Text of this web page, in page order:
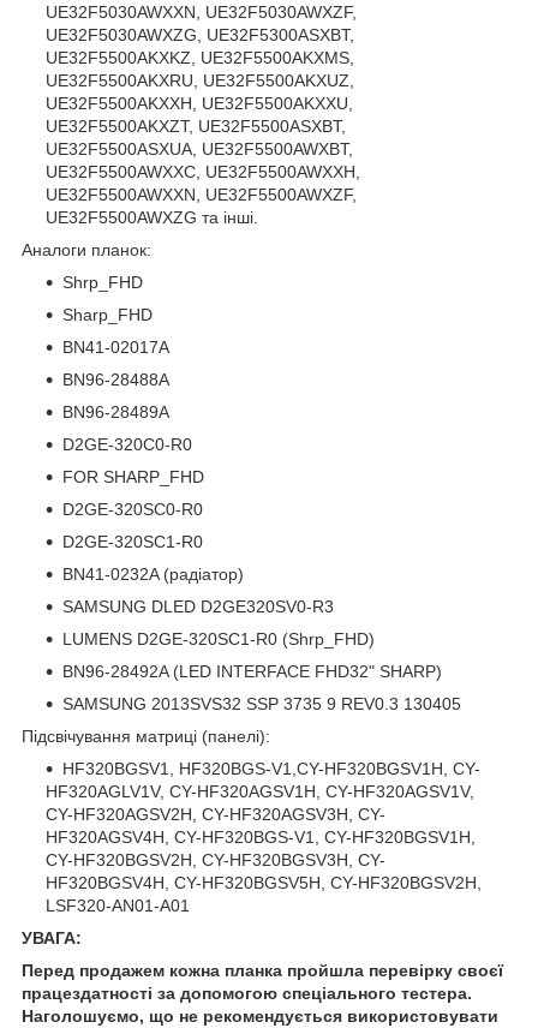
UE32F5030AWXXN, UE32F5030AWXZF,
UE32F5030AWXZG, UE32F5300ASXBT,
UE32F5500AKXKZ, UE32F5500AKXMS,
UE32F5500AKXRU, UE32F5500AKXUZ,
UE32F5500AKXXH, UE32F5500AKXXU,
UE32F5500AKXZT, UE32F5500ASXBT,
UE32F5500ASXUA, UE32F5500AWXBT,
UE32F5500AWXXC, UE32F5500AWXXH,
UE32F5500AWXXN, UE32F5500AWXZF,
UE32F5500AWXZG та інші.
Аналоги планок:
Shrp_FHD
Sharp_FHD
BN41-02017A
BN96-28488A
BN96-28489A
D2GE-320C0-R0
FOR SHARP_FHD
D2GE-320SC0-R0
D2GE-320SC1-R0
BN41-0232A (радіатор)
SAMSUNG DLED D2GE320SV0-R3
LUMENS D2GE-320SC1-R0 (Shrp_FHD)
BN96-28492A (LED INTERFACE FHD32" SHARP)
SAMSUNG 2013SVS32 SSP 3735 9 REV0.3 130405
Підсвічування матриці (панелі):
HF320BGSV1, HF320BGS-V1,CY-HF320BGSV1H, CY-
HF320AGLV1V, CY-HF320AGSV1H, CY-HF320AGSV1V,
CY-HF320AGSV2H, CY-HF320AGSV3H, CY-
HF320AGSV4H, CY-HF320BGS-V1, CY-HF320BGSV1H,
CY-HF320BGSV2H, CY-HF320BGSV3H, CY-
HF320BGSV4H, CY-HF320BGSV5H, CY-HF320BGSV2H,
LSF320-AN01-A01
УВАГА:
Перед продажем кожна планка пройшла перевірку своєї
працездатності за допомогою спеціального тестера.
Наголошуємо, що не рекомендується використовувати